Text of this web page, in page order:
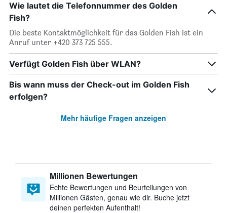
Wie lautet die Telefonnummer des Golden
Fish?
Die beste Kontaktmöglichkeit für das Golden Fish ist ein
Anruf unter +420 373 725 555.
Verfügt Golden Fish über WLAN?
Bis wann muss der Check-out im Golden Fish
erfolgen?
Mehr häufige Fragen anzeigen
Millionen Bewertungen
Echte Bewertungen und Beurteilungen von
Millionen Gästen, genau wie dir. Buche jetzt
deinen perfekten Aufenthalt!